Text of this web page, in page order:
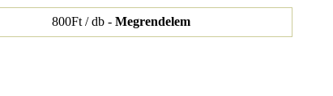
800Ft / db - Megrendelem